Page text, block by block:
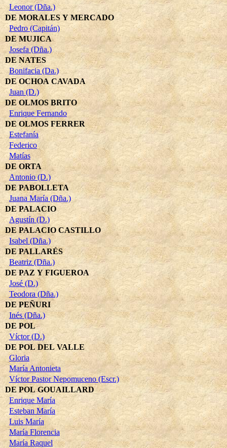
Leonor (Dña.)
DE MORALES Y MERCADO
Pedro (Capitán)
DE MUJICA
Josefa (Dña.)
DE NATES
Bonifacia (Da.)
DE OCHOA CAVADA
Juan (D.)
DE OLMOS BRITO
Enrique Fernando
DE OLMOS FERRER
Estefanía
Federico
Matías
DE ORTA
Antonio (D.)
DE PABOLLETA
Juana María (Dña.)
DE PALACIO
Agustín (D.)
DE PALACIO CASTILLO
Isabel (Dña.)
DE PALLARÉS
Beatriz (Dña.)
DE PAZ Y FIGUEROA
José (D.)
Teodora (Dña.)
DE PEÑURI
Inés (Dña.)
DE POL
Víctor (D.)
DE POL DEL VALLE
Gloria
María Antonieta
Víctor Pastor Nepomuceno (Escr.)
DE POL GOUAILLARD
Enrique María
Esteban María
Luis María
María Florencia
María Raquel